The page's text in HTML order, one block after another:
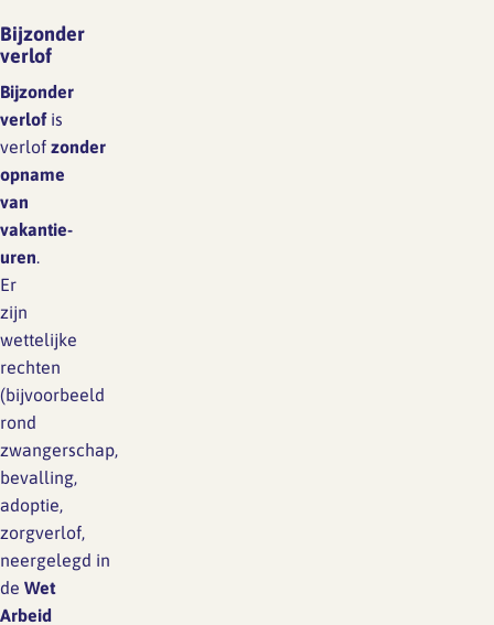
Bijzonder
verlof
Bijzonder
verlof is
verlof zonder
opname
van
vakantie-
uren.
Er
zijn
wettelijke
rechten
(bijvoorbeeld
rond
zwangerschap,
bevalling,
adoptie,
zorgverlof,
neergelegd in
de Wet
Arbeid